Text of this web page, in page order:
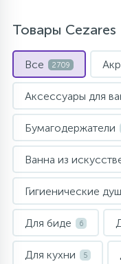
Товары Cezares
Все 2709
Аксессуары для
Бумагодержатели
Ванна из
Гигиенические
Для биде 6
Для кухни 5